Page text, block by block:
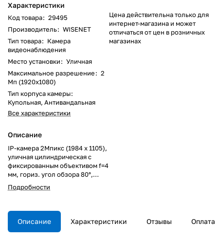
Характеристики
Код товара: 29495
Производитель: WISENET
Тип товара: Камера
видеонаблюдения
Место установки: Уличная
Максимальное разрешение: 2
Мп (1920x1080)
Тип корпуса камеры:
Купольная, Антивандальная
Все характеристики
Описание
IP-камера 2Мпикс (1984 x 1105),
уличная цилиндрическая с
фиксированным объективом f=4
мм, гориз. угол обзора 80°,
день/ночь (эл.мех. ИК фильтр),
ИК подсветка до 30 м., матрица
1121), 30к/сек @2Mпикс., цв.
0,18/ 0лк с ИК подсветкой;
H.264, M-JPEG до 3
Подробности
Цена действительна только для
интернет-магазина и может
отличаться от цен в розничных
магазинах
Описание Характеристики Отзывы Оплата